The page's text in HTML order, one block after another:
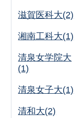
滋賀医科大(2)
湘南工科大(1)
清泉女学院大
(1)
清泉女子大(1)
清和大(2)